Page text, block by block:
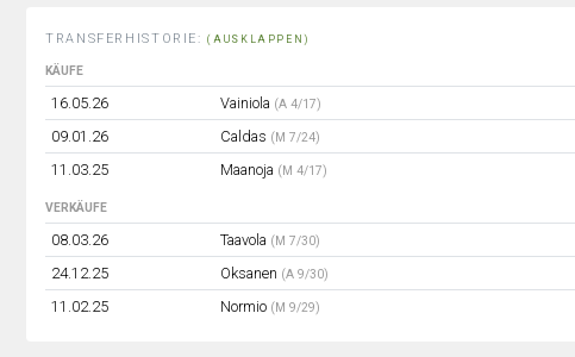
TRANSFERHISTORIE:(AUSKLAPPEN)
KÄUFE
16.05.26 Vainiola (A 4/17)
09.01.26
Caldas (M 7/24)
11.03.25
Maanoja (M 4/17)
VERKÄUFE
08.03.26 Taavola (M 7/30)
24.12.25
Oksanen (A 9/30)
11.02.25
Normio (M 9/29)